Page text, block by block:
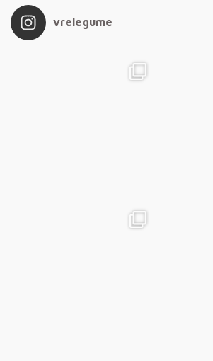
vrelegume